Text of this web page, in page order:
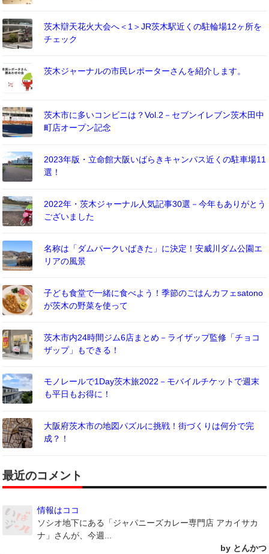
茨木辯天花火大会へ＜1＞JR茨木駅近くの駐輪場12ヶ所を
チェック
茨木ジャーナルの市民レポーターさんを紹介します。
茨木市に多いコンビニは？Vol.2－セブンイレブン茨木田中
町店オープン記念
2023年版・立命館大阪いばらきキャンパス近くの駐車場11
選！
2022年・茨木ジャーナル人気記事30選－今年もありがとう
ございました
名称は「ダムパークいばきた」に決定！安威川ダム公園エ
リアの風景
子ども食堂で一緒に食べよう！季節のごはんカフェsatono
が茨木の野菜を使って
茨木市内24時間ジム6店まとめ－ライザップ監修「チョコ
ザップ」もできる！
モノレールで1Day茨木旅2022－モバイルチケットで週末
も平日もお得に！
大阪府茨木市の地図パズルに挑戦！街づくりは何分で完
成？！
最近のコメント
情報はココ
ソシオ地下にある「ジャパニーズカレー専門店 アカイサカ
ナ」さんが、今週...
by とんかつ